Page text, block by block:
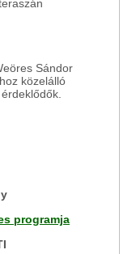
Sándor
közelálló
programja